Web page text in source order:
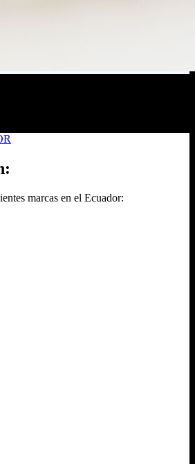
marcas en el Ecuador: